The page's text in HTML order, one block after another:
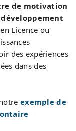
de motivation
Licence ou
des expériences
dans des
exemple de